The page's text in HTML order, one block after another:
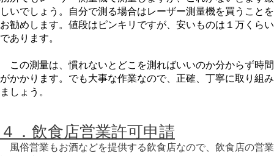
しいでしょう。自分で測る場合はレーザー測量機を買うことを
お勧めします。値段はピンキリですが、安いものは１万くらい
であります。
この測量は、慣れないとどこを測ればいいのか分からず時間
がかかります。でも大事な作業なので、正確、丁寧に取り組み
ましょう。
４．飲食店営業許可申請
風俗営業もお酒などを提供する飲食店なので、飲食店の営業